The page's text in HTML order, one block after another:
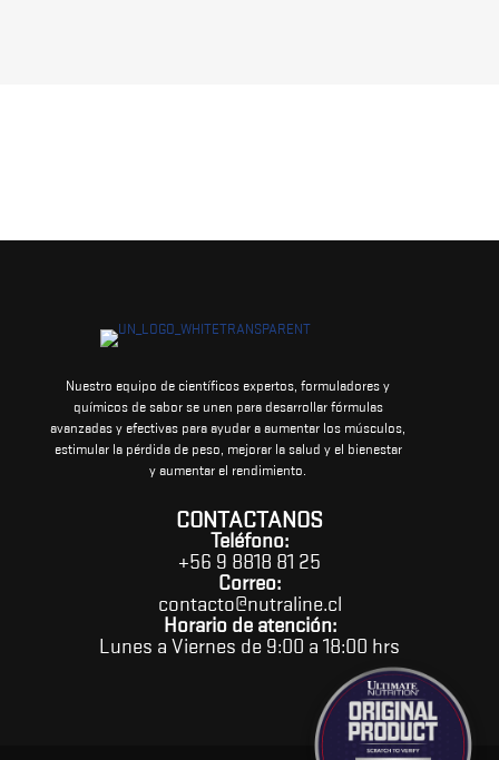
Nuestro equipo de científicos expertos, formuladores y
químicos de sabor se unen para desarrollar fórmulas
avanzadas y efectivas para ayudar a aumentar los músculos,
estimular la pérdida de peso, mejorar la salud y el bienestar
y aumentar el rendimiento.
CONTACTANOS
Teléfono:
+56 9 8818 81 25
Correo:
contacto@nutraline.cl
Horario de atención:
Lunes a Viernes de 9:00 a 18:00 hrs